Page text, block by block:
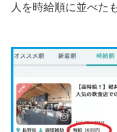
人を時給順に並べた